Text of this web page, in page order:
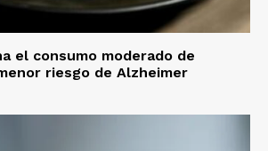
el consumo moderado de
riesgo de Alzheimer